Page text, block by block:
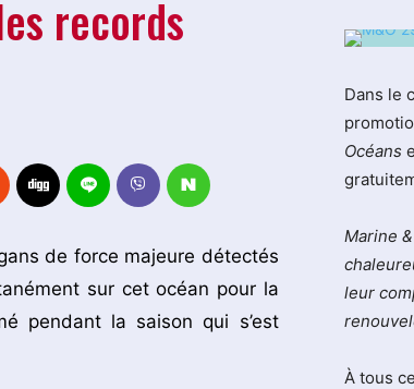
records
de force majeure détectés
sur cet océan pour la
pendant la saison qui s’est
Dans le
Océans
Marine
leur
À tous